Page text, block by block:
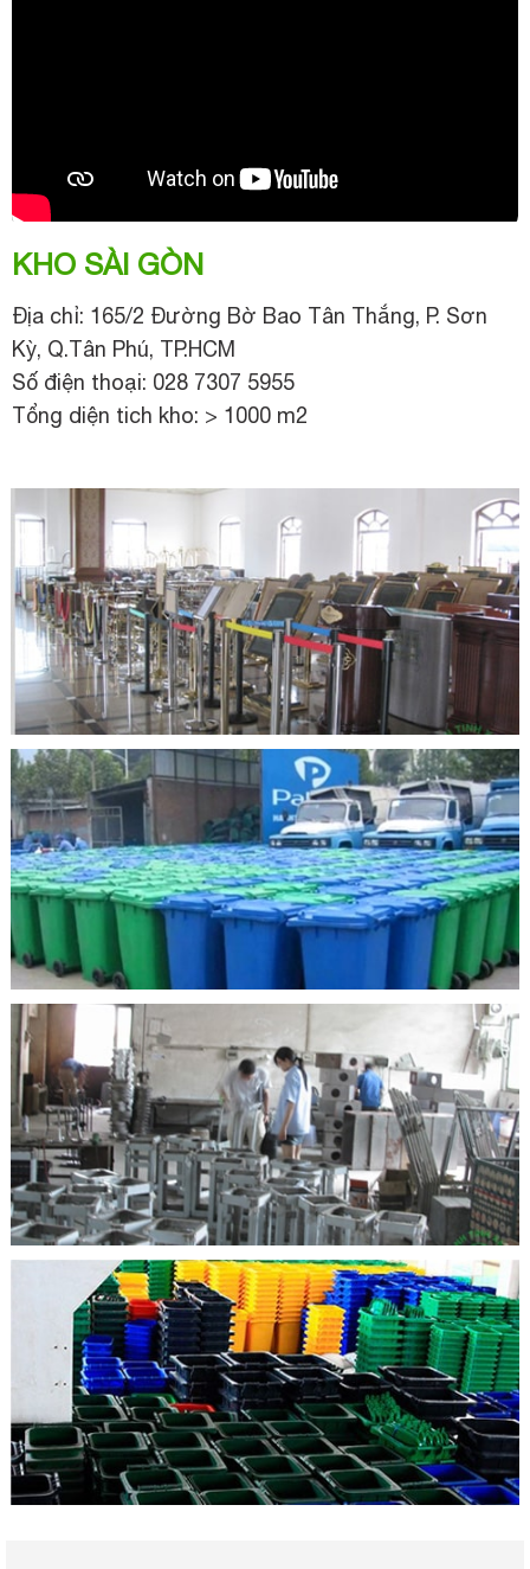
KHO SÀI GÒN
Địa chỉ: 165/2 Đường Bờ Bao Tân Thắng, P. Sơn
Kỳ, Q.Tân Phú, TP.HCM
Số điện thoại: 028 7307 5955
Tổng diện tich kho: > 1000 m2